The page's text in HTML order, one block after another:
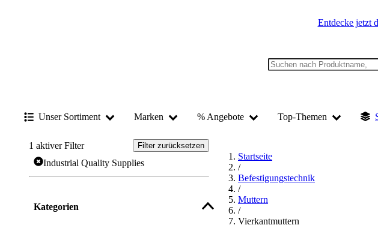
Entdecke jetzt
Unser Sortiment Marken % Angebote Top-Themen
1 aktiver Filter Filter zurücksetzen
Industrial Quality Supplies
Kategorien
Startseite
/
Befestigungstechnik
/
Muttern
/
Vierkantmuttern